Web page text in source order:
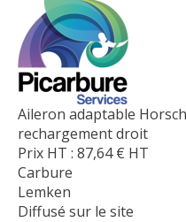
Aileron adaptable
rechargement droit
Prix HT : 87,64€ HT
Carbure
Lemken
Diffusé sur le site